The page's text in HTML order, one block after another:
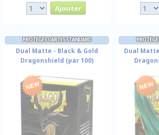
PROTÈGES CARTES STANDARD
Dual Matte - Black & Gold
Dragonshield (par 100)
Dual